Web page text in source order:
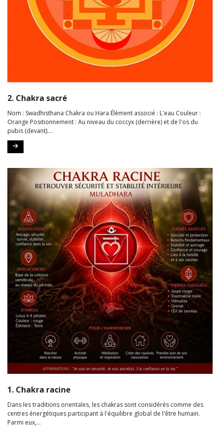
2. Chakra sacré
Nom : Swadhisthana Chakra ou Hara Élément associé : L'eau Couleur :
Orange Positionnement : Au niveau du coccyx (derrière) et de l'os du
pubis (devant)....
1. Chakra racine
Dans les traditions orientales, les chakras sont considérés comme des
centres énergétiques participant à l'équilibre global de l'être humain.
Parmi eux,...